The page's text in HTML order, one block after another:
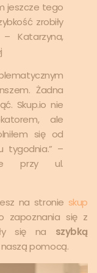
jeszcze tego
zrobiły
Katarzyna,
Żadna
Skup.io nie
ale
się od
tygodnia.” –
przy ul.
na stronie skup
zapoznania się z
się na szybką
naszą pomocą.